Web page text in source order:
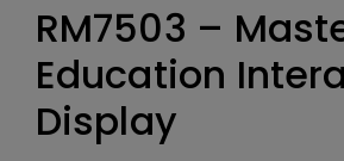
RM7503 –
Education
Display